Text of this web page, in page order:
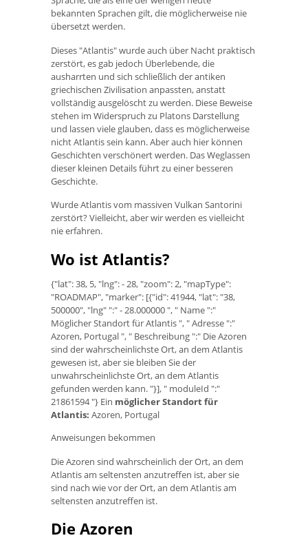
bekannten Sprachen gilt, die möglicherweise nie
übersetzt werden.
Dieses "Atlantis" wurde auch über Nacht praktisch
zerstört, es gab jedoch Überlebende, die
ausharrten und sich schließlich der antiken
griechischen Zivilisation anpassten, anstatt
vollständig ausgelöscht zu werden. Diese Beweise
stehen im Widerspruch zu Platons Darstellung
und lassen viele glauben, dass es möglicherweise
nicht Atlantis sein kann. Aber auch hier können
Geschichten verschönert werden. Das Weglassen
dieser kleinen Details führt zu einer besseren
Geschichte.
Wurde Atlantis vom massiven Vulkan Santorini
zerstört? Vielleicht, aber wir werden es vielleicht
nie erfahren.
Wo ist Atlantis?
{"lat": 38, 5, "lng": - 28, "zoom": 2, "mapType":
"ROADMAP", "marker": [{"id": 41944, "lat": "38,
500000", "lng" ":" - 28.000000 ", " Name ":"
Möglicher Standort für Atlantis ", " Adresse ":"
Azoren, Portugal ", " Beschreibung ":" Die Azoren
sind der wahrscheinlichste Ort, an dem Atlantis
gewesen ist, aber sie bleiben Sie der
unwahrscheinlichste Ort, an dem Atlantis
gefunden werden kann. "}], " moduleId ":"
21861594 "} Ein möglicher Standort für
Atlantis: Azoren, Portugal
Anweisungen bekommen
Die Azoren sind wahrscheinlich der Ort, an dem
Atlantis am seltensten anzutreffen ist, aber sie
sind nach wie vor der Ort, an dem Atlantis am
seltensten anzutreffen ist.
Die Azoren